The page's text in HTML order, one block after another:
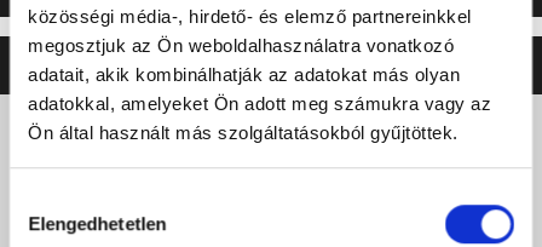
közösségi média-, hirdető- és elemző partnereinkkel
megosztjuk az Ön weboldalhasználatra vonatkozó
adatait, akik kombinálhatják az adatokat más olyan
adatokkal, amelyeket Ön adott meg számukra vagy az
Ön által használt más szolgáltatásokból gyűjtöttek.
kiválasztása
Elengedhetetlen
©2026 ERSTE LIGA